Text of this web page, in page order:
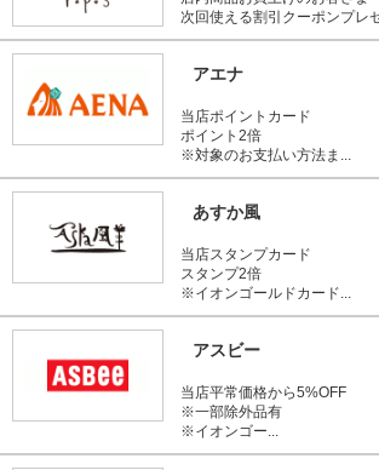
次回使える割引クーポンプレ
アエナ
当店ポイントカード
ポイント2倍
※対象のお支払い方法ま...
あすか風
当店スタンプカード
スタンプ2倍
※イオンゴールドカード...
アスビー
当店平常価格から5%OFF
※一部除外品有
※イオンゴー...